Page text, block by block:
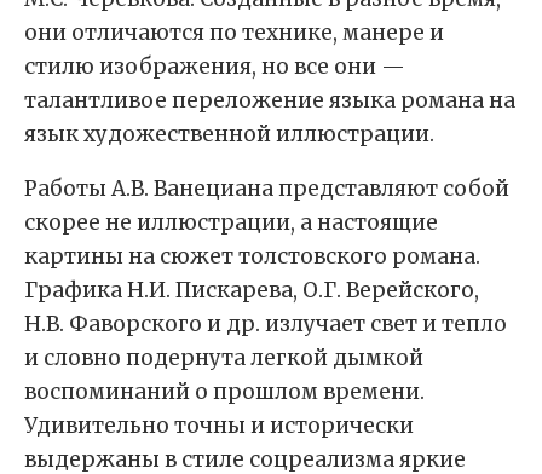
они отличаются по технике, манере и
стилю изображения, но все они —
талантливое переложение языка романа на
язык художественной иллюстрации.
Работы А.В. Ванециана представляют собой
скорее не иллюстрации, а настоящие
картины на сюжет толстовского романа.
Графика Н.И. Пискарева, О.Г. Верейского,
Н.В. Фаворского и др. излучает свет и тепло
и словно подернута легкой дымкой
воспоминаний о прошлом времени.
Удивительно точны и исторически
выдержаны в стиле соцреализма яркие